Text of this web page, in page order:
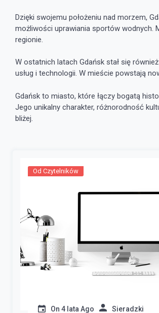
Dzięki swojemu położeniu nad morzem,
możliwości uprawiania sportów wodnych.
regionie.
W ostatnich latach Gdańsk stał się
usług i technologii. W mieście powstają
Gdańsk to miasto, które łączy bogatą
Jego unikalny charakter, różnorodność
bliżej.
Od Czytelników
On 4 lata Ago Sieradzki